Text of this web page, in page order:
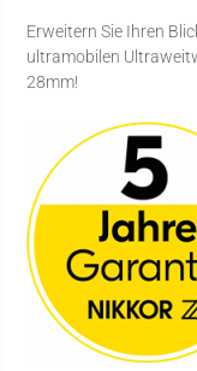
Erweitern Sie Ihren
ultramobilen
28mm!